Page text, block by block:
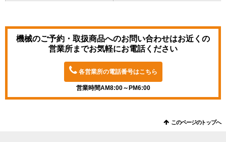
機械のご予約・取扱商品へのお問い合わせはお近くの
営業所までお気軽にお電話ください
各営業所の電話番号はこちら
営業時間AM8:00～PM6:00
このページのトップへ